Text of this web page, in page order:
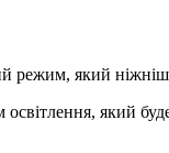
режим, який
освітлення, який